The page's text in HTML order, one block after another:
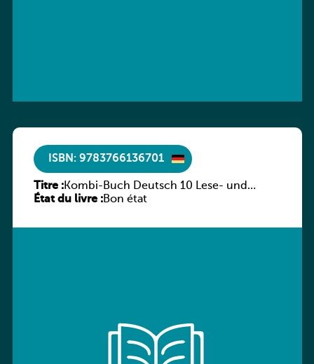
ISBN: 9783766136701
Titre :Kombi-Buch Deutsch 10 Lese- und
Sprachbuch
État du livre :Bon état